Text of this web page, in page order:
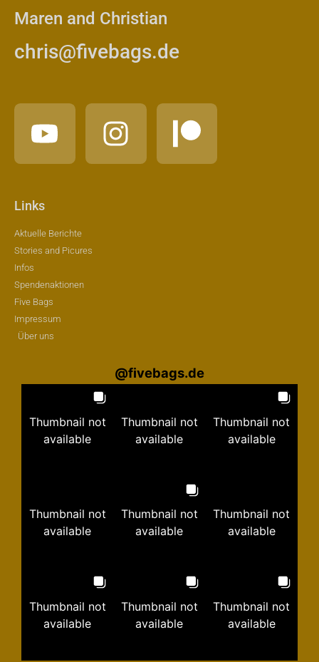
Maren and Christian
chris@fivebags.de
Links
Aktuelle Berichte
Stories and Picures
Infos
Spendenaktionen
Five Bags
Impressum
Über uns
@fivebags.de
Thumbnail not
available
Thumbnail not
available
Thumbnail not
available
Thumbnail not
available
Thumbnail not
available
Thumbnail not
available
Thumbnail not
available
Thumbnail not
available
Thumbnail not
available